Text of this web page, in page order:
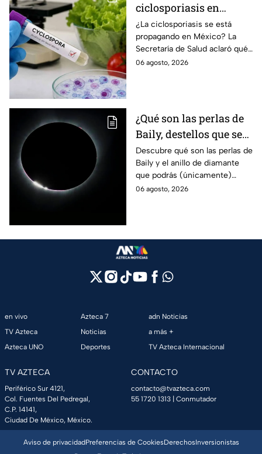
ciclosporiasis en
México? Salud rompe
el silencio tras 33 casos
detectados
¿La ciclosporiasis se está
propagando en México? La
Secretaría de Salud aclaró qué
ocurre tras la detección de 33
06 agosto, 2026
¿Qué son las perlas de
Baily, destellos que se
podrán ver
ÚNICAMENTE durante
el eclipse solar 2026 del
12 de agosto?
Descubre qué son las perlas de
Baily y el anillo de diamante
que podrás (únicamente)
observar durante el eclipse
06 agosto, 2026
en vivo
TV Azteca
Azteca UNO
Azteca 7
Noticias
Deportes
adn Noticias
a más +
TV Azteca Internacional
TV AZTECA
Periférico Sur 4121,
Col. Fuentes Del Pedregal,
C.P. 14141,
Ciudad De México, México.
CONTACTO
contacto@tvazteca.com
55 1720 1313 | Conmutador
Aviso de privacidadPreferencias de CookiesDerechosInversionistas